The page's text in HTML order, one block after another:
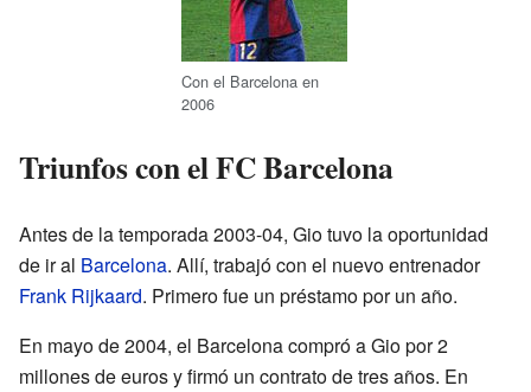
Con el Barcelona en
2006
Triunfos con el FC Barcelona
Antes de la temporada 2003-04, Gio tuvo la oportunidad
de ir al Barcelona. Allí, trabajó con el nuevo entrenador
Frank Rijkaard. Primero fue un préstamo por un año.
En mayo de 2004, el Barcelona compró a Gio por 2
millones de euros y firmó un contrato de tres años. En